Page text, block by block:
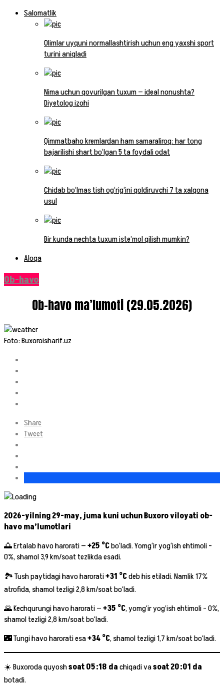
Salomatlik
Olimlar uyquni normallashtirish uchun eng yaxshi sport
turini aniqladi
Nima uchun qovurilgan tuxum — ideal nonushta?
Diyetolog izohi
Qimmatbaho kremlardan ham samaraliroq: har tong
bajarilishi shart bo‘lgan 5 ta foydali odat
Chidab bo‘lmas tish og‘rig‘ini qoldiruvchi 7 ta xalqona
usul
Bir kunda nechta tuxum iste’mol qilish mumkin?
Aloqa
Ob-havo
Ob-havo ma’lumoti (29.05.2026)
Foto: Buxoroisharif.uz
Share
Tweet
2026-yilning 29-may, juma kuni uchun Buxoro viloyati ob-
havo ma’lumotlari
🌅 Ertalab havo harorati —+25 °Cbo‘ladi. Yomg‘ir yog‘ish ehtimoli –
0%, shamol 3,9 km/soat tezlikda esadi.
🏞 Tush paytidagi havo harorati+31 °Cdeb his etiladi. Namlik 17%
atrofida, shamol tezligi 2,8 km/soat bo‘ladi.
🌄 Kechqurungi havo harorati —+35 °C, yomg‘ir yog’ish ehtimoli – 0%,
shamol tezligi 2,8 km/soat bo‘ladi.
🌃 Tungi havo harorati esa+34 °C, shamol tezligi 1,7 km/soat bo‘ladi.
☀️ Buxoroda quyoshsoat 05:18 dachiqadi vasoat 20:01 da
botadi.